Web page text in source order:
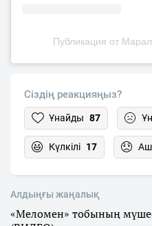
Публикация от
Сіздің реакцияңыз?
Ұнайды 87
Күлкілі 17
Алдыңғы жаңалық
«Меломен» тобының